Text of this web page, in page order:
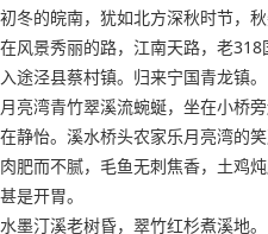
初冬的皖南，犹如北方深秋时节，
在风景秀丽的路，江南天路，老318
入途泾县蔡村镇。归来宁国青龙镇。
月亮湾青竹翠溪流蜿蜒，坐在小桥
在静怡。溪水桥头农家乐月亮湾的
肉肥而不腻，毛鱼无刺焦香，土鸡
甚是开胃。
水墨汀溪老树昏，翠竹红杉煮溪地。